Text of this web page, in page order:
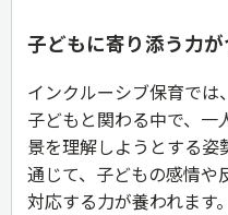
子どもに寄り添う力が
インクルーシブ保育で
子どもと関わる中で、
景を理解しようとする姿
通じて、子どもの感情や
対応する力が養われます。